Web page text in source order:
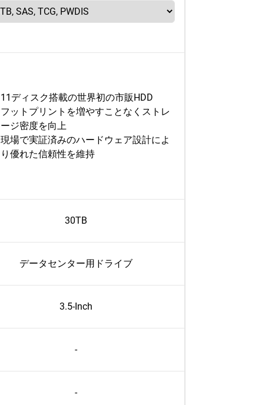
11ディスク搭載の世界初の市販HDD
フットプリントを増やすことなくストレ
ージ密度を向上
現場で実証済みのハードウェア設計によ
り優れた信頼性を維持
30TB
データセンター用ドライブ
3.5-Inch
-
-